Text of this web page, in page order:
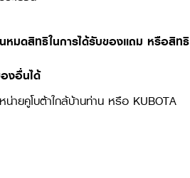
มดสิทธิในการได้รับของแถม หรือสิทธิ
งอื่นได้
น่ายคูโบต้าใกล้บ้านท่าน หรือ KUBOTA